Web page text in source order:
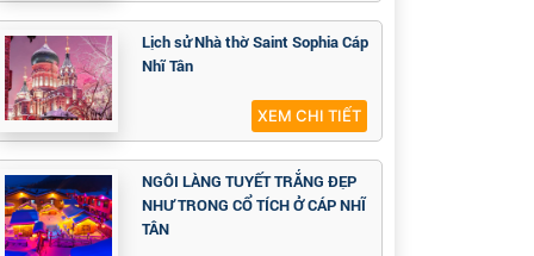
Lịch sử Nhà thờ Saint Sophia Cáp
Nhĩ Tân
XEM CHI TIẾT
NGÔI LÀNG TUYẾT TRẮNG ĐẸP
NHƯ TRONG CỔ TÍCH Ở CÁP NHĨ
TÂN